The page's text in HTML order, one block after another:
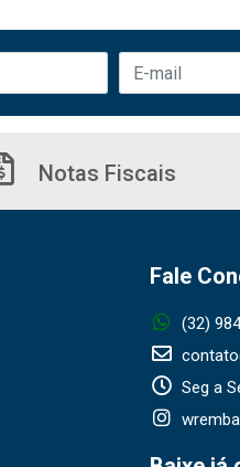
Notas Fiscais
Fale
(32)
Seg a